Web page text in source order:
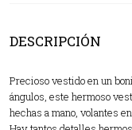
DESCRIPCIÓN
Precioso vestido en un
ángulos, este hermoso
hechas a mano, volantes